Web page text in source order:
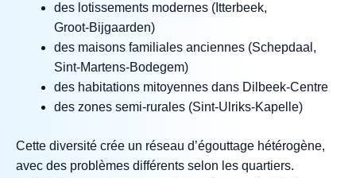
des lotissements modernes (Itterbeek,
Groot‑Bijgaarden)
des maisons familiales anciennes (Schepdaal,
Sint‑Martens‑Bodegem)
des habitations mitoyennes dans Dilbeek‑Centre
des zones semi‑rurales (Sint‑Ulriks‑Kapelle)
Cette diversité crée un réseau d’égouttage hétérogène,
avec des problèmes différents selon les quartiers.